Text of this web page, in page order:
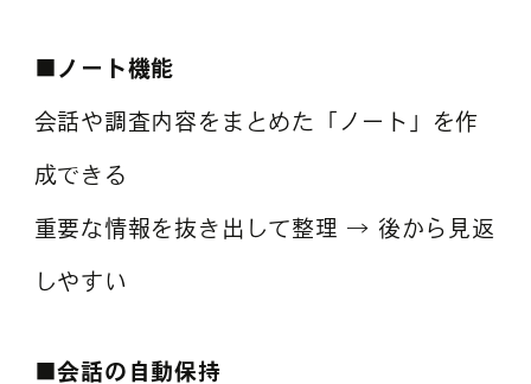
■ノート機能
会話や調査内容をまとめた「ノート」を作
成できる
重要な情報を抜き出して整理 → 後から見返
しやすい
■会話の自動保持